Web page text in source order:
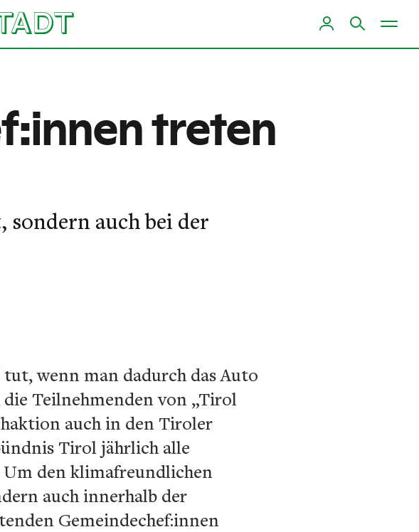
treten
auch bei der
wenn man dadurch das Auto
die Teilnehmenden von „Tirol
auch in den Tiroler
Tirol jährlich alle
den klimafreundlichen
auch innerhalb der
Gemeindechef:innen